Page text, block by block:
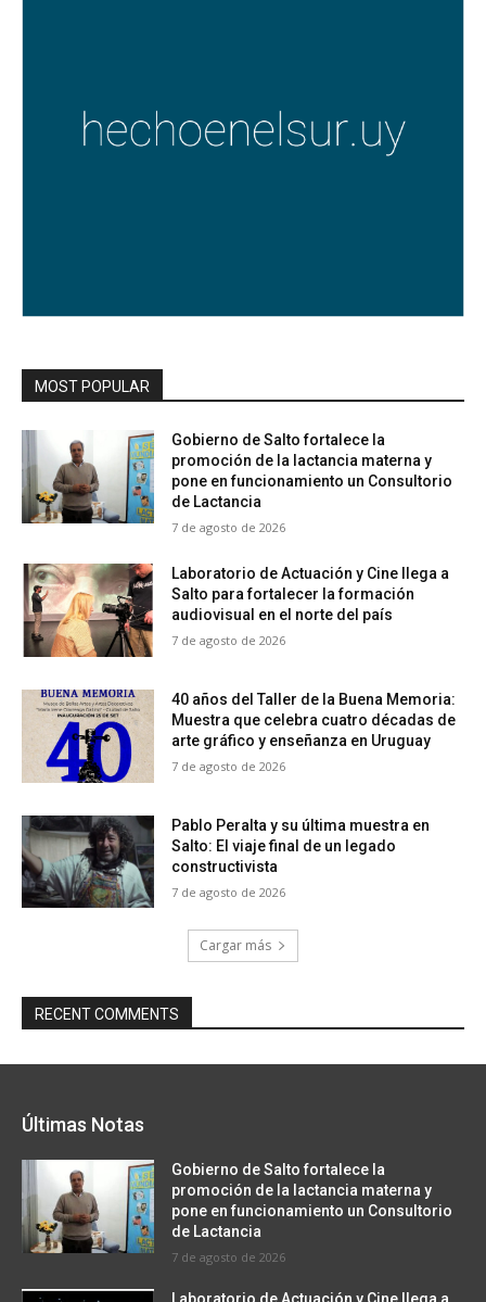
MOST POPULAR
Gobierno de Salto fortalece la
promoción de la lactancia materna y
pone en funcionamiento un Consultorio
de Lactancia
7 de agosto de 2026
Laboratorio de Actuación y Cine llega a
Salto para fortalecer la formación
audiovisual en el norte del país
7 de agosto de 2026
40 años del Taller de la Buena Memoria:
Muestra que celebra cuatro décadas de
arte gráfico y enseñanza en Uruguay
7 de agosto de 2026
Pablo Peralta y su última muestra en
Salto: El viaje final de un legado
constructivista
7 de agosto de 2026
Cargar más
RECENT COMMENTS
Últimas Notas
Gobierno de Salto fortalece la
promoción de la lactancia materna y
pone en funcionamiento un Consultorio
de Lactancia
7 de agosto de 2026